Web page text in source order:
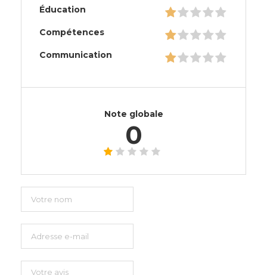
Éducation
Compétences
Communication
Note globale
0